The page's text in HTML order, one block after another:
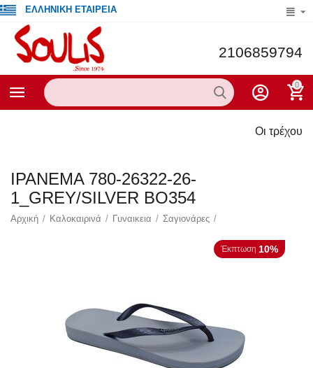
ΕΛΛΗΝΙΚΗ ΕΤΑΙΡΕΙΑ
2106859794
0
Οι τρέχουσες
IPANEMA 780-26322-26-
1_GREY/SILVER BO354
Αρχική / Καλοκαιρινά / Γυναικεια / Σαγιονάρες /
Έκπτωση 10%